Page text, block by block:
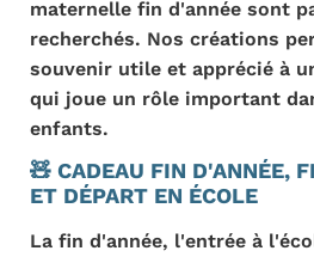
maternelle fin d'année sont
recherchés. Nos créations
souvenir utile et apprécié à
qui joue un rôle important
enfants.
🧸 CADEAU FIN D'ANNÉE,
ET DÉPART EN ÉCOLE
La fin d'année, l'entrée à